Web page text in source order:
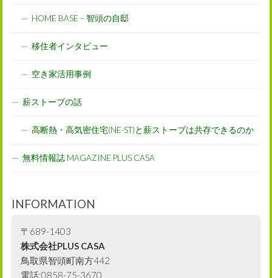
HOME BASE – 智頭の自邸
移住者インタビュー
空き家活用事例
薪ストーブの話
高断熱・高気密住宅(NE-ST)と薪ストーブは共存できるのか
無料情報誌 MAGAZINE PLUS CASA
INFORMATION
〒689-1403
株式会社PLUS CASA
鳥取県智頭町南方442
電話:0858-75-3670